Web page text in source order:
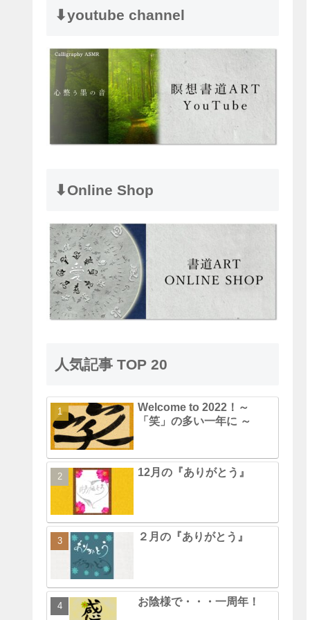
⬇︎youtube channel
⬇︎Online Shop
人気記事 TOP 20
Welcome to 2022！～
「笑」の多い一年に ～
12月の『ありがとう』
２月の『ありがとう』
お陰様で・・・一周年！